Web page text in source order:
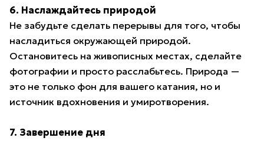
6. Наслаждайтесь природой
Не забудьте сделать перерывы для того, чтобы
насладиться окружающей природой.
Остановитесь на живописных местах, сделайте
фотографии и просто расслабьтесь. Природа —
это не только фон для вашего катания, но и
источник вдохновения и умиротворения.
7. Завершение дня